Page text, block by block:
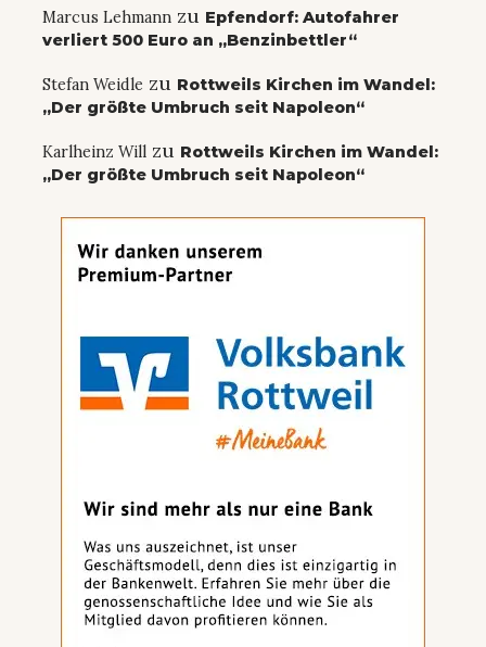
Marcus Lehmann zu Epfendorf: Autofahrer
verliert 500 Euro an „Benzinbettler“
Stefan Weidle zu Rottweils Kirchen im Wandel:
„Der größte Umbruch seit Napoleon“
Karlheinz Will zu Rottweils Kirchen im Wandel:
„Der größte Umbruch seit Napoleon“